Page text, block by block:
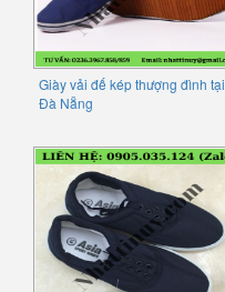
Giày vải đế kép thượng đình tại
Đà Nẵng